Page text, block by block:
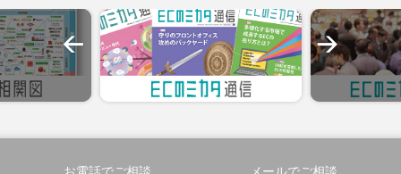
お電話でご相談 メールでご相談